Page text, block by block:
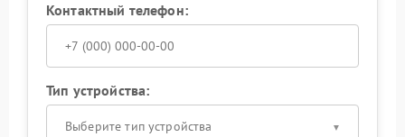
Контактный телефон:
Тип устройства:
Выберите тип устройства